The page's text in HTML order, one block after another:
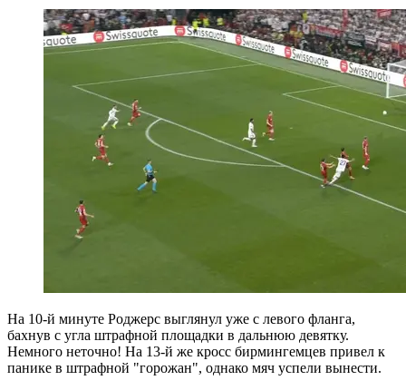
На 10-й минуте Роджерс выглянул уже с левого фланга,
бахнув с угла штрафной площадки в дальнюю девятку.
Немного неточно! На 13-й же кросс бирмингемцев привел к
панике в штрафной "горожан", однако мяч успели вынести.